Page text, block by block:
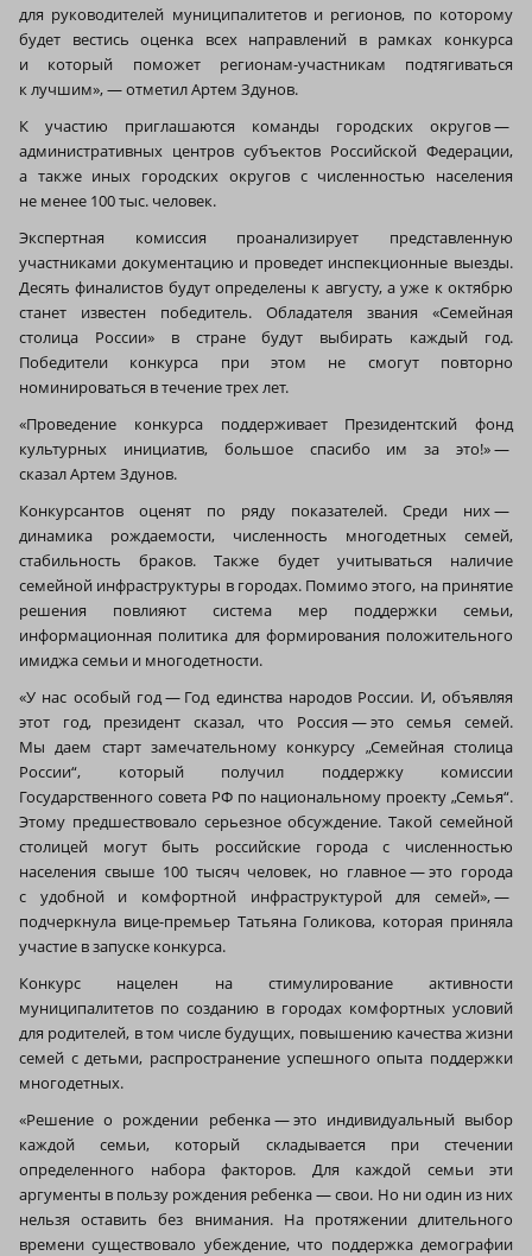
для руководителей муниципалитетов и регионов, по которому
будет вестись оценка всех направлений в рамках конкурса
и который поможет регионам-участникам подтягиваться
к лучшим», — отметил Артем Здунов.
К участию приглашаются команды городских округов —
административных центров субъектов Российской Федерации,
а также иных городских округов с численностью населения
не менее 100 тыс. человек.
Экспертная комиссия проанализирует представленную
участниками документацию и проведет инспекционные выезды.
Десять финалистов будут определены к августу, а уже к октябрю
станет известен победитель. Обладателя звания «Семейная
столица России» в стране будут выбирать каждый год.
Победители конкурса при этом не смогут повторно
номинироваться в течение трех лет.
«Проведение конкурса поддерживает Президентский фонд
культурных инициатив, большое спасибо им за это!» —
сказал Артем Здунов.
Конкурсантов оценят по ряду показателей. Среди них —
динамика рождаемости, численность многодетных семей,
стабильность браков. Также будет учитываться наличие
семейной инфраструктуры в городах. Помимо этого, на принятие
решения повлияют система мер поддержки семьи,
информационная политика для формирования положительного
имиджа семьи и многодетности.
«У нас особый год — Год единства народов России. И, объявляя
этот год, президент сказал, что Россия — это семья семей.
Мы даем старт замечательному конкурсу „Семейная столица
России“, который получил поддержку комиссии
Государственного совета РФ по национальному проекту „Семья“.
Этому предшествовало серьезное обсуждение. Такой семейной
столицей могут быть российские города с численностью
населения свыше 100 тысяч человек, но главное — это города
с удобной и комфортной инфраструктурой для семей», —
подчеркнула вице-премьер Татьяна Голикова, которая приняла
участие в запуске конкурса.
Конкурс нацелен на стимулирование активности
муниципалитетов по созданию в городах комфортных условий
для родителей, в том числе будущих, повышению качества жизни
семей с детьми, распространение успешного опыта поддержки
многодетных.
«Решение о рождении ребенка — это индивидуальный выбор
каждой семьи, который складывается при стечении
определенного набора факторов. Для каждой семьи эти
аргументы в пользу рождения ребенка — свои. Но ни один из них
нельзя оставить без внимания. На протяжении длительного
времени существовало убеждение, что поддержка демографии